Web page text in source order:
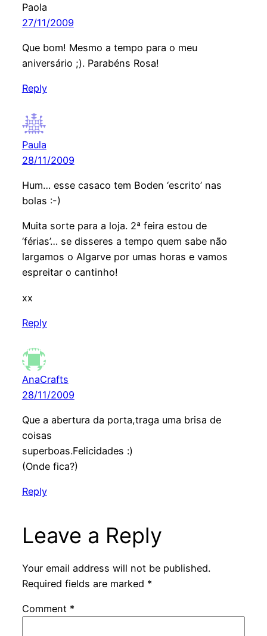
Paola
27/11/2009
Que bom! Mesmo a tempo para o meu
aniversário ;). Parabéns Rosa!
Reply
Paula
28/11/2009
Hum… esse casaco tem Boden ‘escrito’ nas
bolas :-)
Muita sorte para a loja. 2ª feira estou de
‘férias’… se disseres a tempo quem sabe não
largamos o Algarve por umas horas e vamos
espreitar o cantinho!
xx
Reply
AnaCrafts
28/11/2009
Que a abertura da porta,traga uma brisa de
coisas
superboas.Felicidades :)
(Onde fica?)
Reply
Leave a Reply
Your email address will not be published.
Required fields are marked *
Comment *